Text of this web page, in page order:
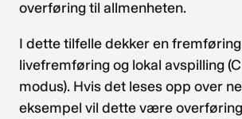
overføring til allmenheten.
I dette tilfelle dekker en
livefremføring og lokal avspilling
modus). Hvis det leses opp over
eksempel vil dette være